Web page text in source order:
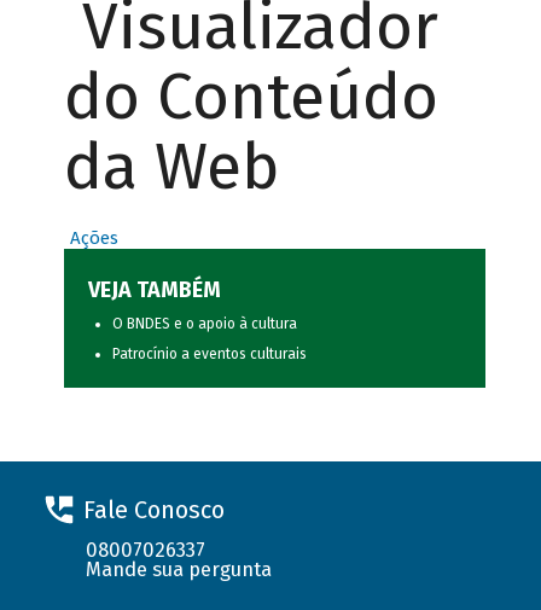
Visualizador
do Conteúdo
da Web
Ações
VEJA TAMBÉM
O BNDES e o apoio à cultura
Patrocínio a eventos culturais
Fale Conosco
08007026337
Mande sua pergunta